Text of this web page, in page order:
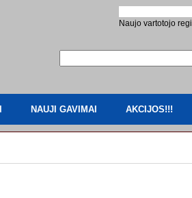
Naujo vartotojo
NAUJI GAVIMAI AKCIJOS!!!